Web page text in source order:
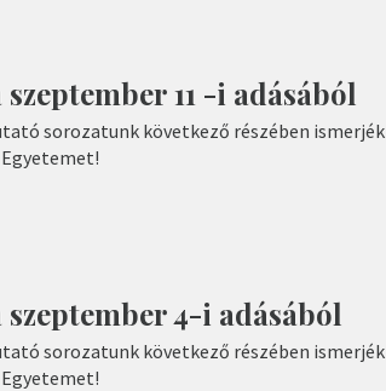
11 -i adásából
sorozatunk következő részében ismerjék
4-i adásából
sorozatunk következő részében ismerjék